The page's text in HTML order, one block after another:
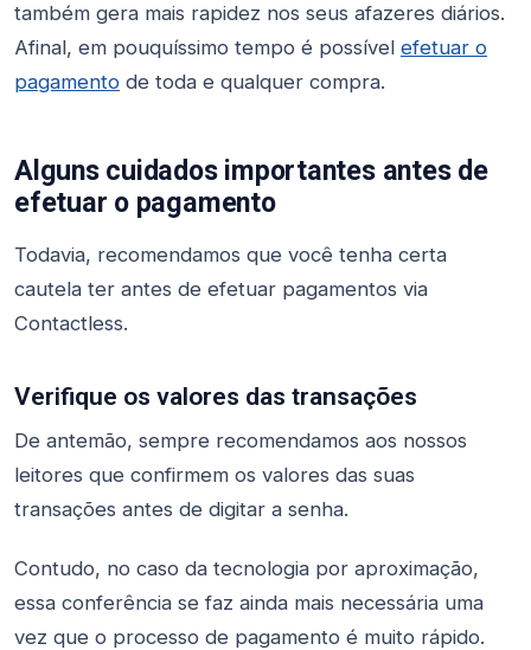
também gera mais rapidez nos seus afazeres diários.
Afinal, em pouquíssimo tempo é possível efetuar o
pagamento de toda e qualquer compra.
Alguns cuidados importantes antes de
efetuar o pagamento
Todavia, recomendamos que você tenha certa
cautela ter antes de efetuar pagamentos via
Contactless.
Verifique os valores das transações
De antemão, sempre recomendamos aos nossos
leitores que confirmem os valores das suas
transações antes de digitar a senha.
Contudo, no caso da tecnologia por aproximação,
essa conferência se faz ainda mais necessária uma
vez que o processo de pagamento é muito rápido.